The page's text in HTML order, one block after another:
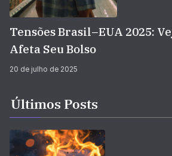
Tensões Brasil–EUA 2025:
Afeta Seu Bolso
20 de julho de 2025
Últimos Posts